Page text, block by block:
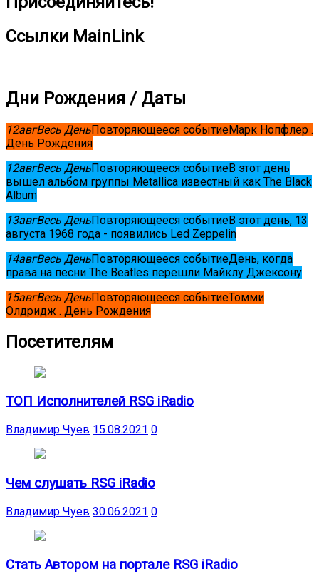
Ссылки MainLink
Дни Рождения / Даты
12авгВесь ДеньПовторяющееся событиеМарк Нопфлер .
День Рождения
12авгВесь ДеньПовторяющееся событиеВ этот день
вышел альбом группы Metallica известный как The Black
Album
13авгВесь ДеньПовторяющееся событиеВ этот день, 13
августа 1968 года - появились Led Zeppelin
14авгВесь ДеньПовторяющееся событиеДень, когда
права на песни The Beatles перешли Майклу Джексону
15авгВесь ДеньПовторяющееся событиеТомми
Олдридж . День Рождения
Посетителям
ТОП Исполнителей RSG iRadio
Владимир Чуев 15.08.2021 0
Чем слушать RSG iRadio
Владимир Чуев 30.06.2021 0
Стать Автором на портале RSG iRadio